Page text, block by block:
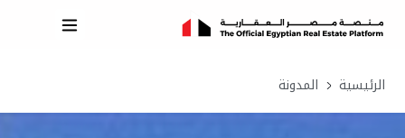
الرئيسية المدونة